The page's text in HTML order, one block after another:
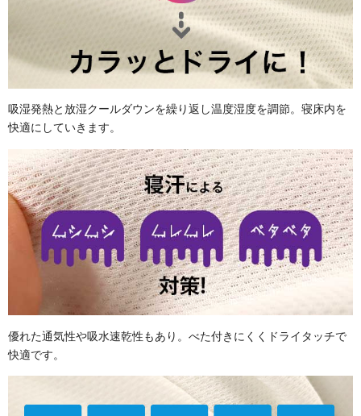
吸湿発熱と放湿クールダウンを繰り返し温度湿度を調節。寝床内を
快適にしていきます。
優れた通気性や吸水速乾性もあり。べた付きにくくドライタッチで
快適です。